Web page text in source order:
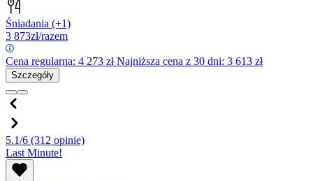
Śniadania (+1)
3 873zł/razem
Cena regularna: 4 273 złNajniższa cena z 30 dni: 3 613 zł
Szczegóły
5.1/6 (312 opinie)
Last Minute!